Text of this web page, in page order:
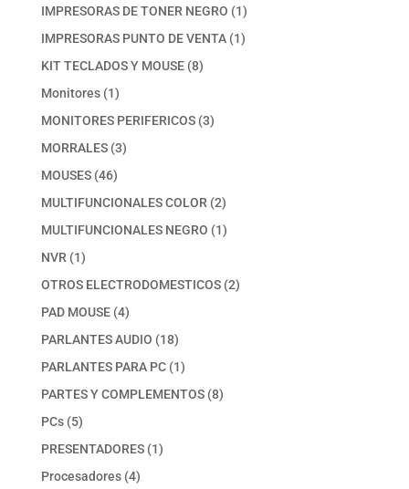
productos
IMPRESORAS DE TONER NEGRO 11
producto
IMPRESORAS PUNTO DE VENTA 11
KIT TECLADOS Y MOUSE 88
Monitores 11
producto
MONITORES PERIFERICOS 33
MORRALES 33
MOUSES 4646
productos
MULTIFUNCIONALES COLOR 22
productos
MULTIFUNCIONALES NEGRO 11
NVR 11
producto
OTROS ELECTRODOMESTICOS 22
PAD MOUSE 44
productos
PARLANTES AUDIO 1818
productos
PARLANTES PARA PC 11
producto
PARTES Y COMPLEMENTOS 88
PCs 55
productos
PRESENTADORES 11
Procesadores 44